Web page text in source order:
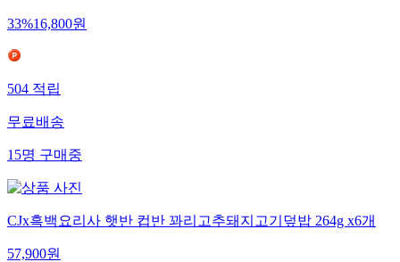
33%16,800원
504 적립
무료배송
15명 구매중
CJx흑백요리사 햇반 컵반 꽈리고추돼지고기덮밥 264g x6개
57,900원